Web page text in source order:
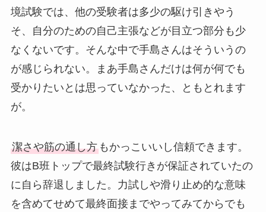
境試験では、他の受験者は多少の駆け引きやう
そ、自分のための自己主張などが目立つ部分も少
なくないです。そんな中で手島さんはそういうの
が感じられない。まあ手島さんだけは何が何でも
受かりたいとは思っていなかった、ともとれます
が。
潔さや筋の通し方もかっこいいし信頼できます。
彼はB班トップで最終試験行きが保証されていたの
に自ら辞退しました。力試しや滑り止め的な意味
を含めてせめて最終面接までやってみてからでも